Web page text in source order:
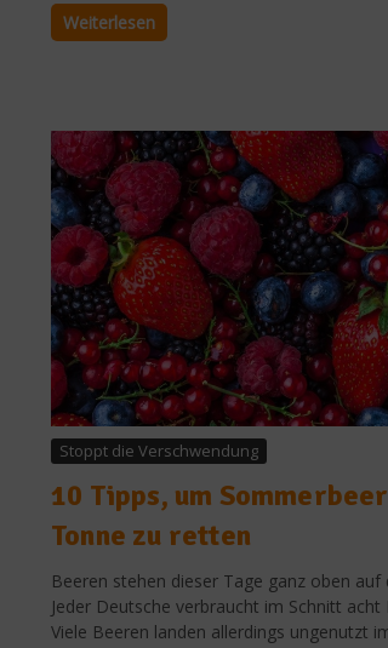
Weiterlesen
Stoppt die Verschwendung
10 Tipps, um
Tonne zu retten
Beeren stehen dieser Tage ganz oben auf
Jeder Deutsche verbraucht im Schnitt acht
Viele Beeren landen allerdings ungenutzt